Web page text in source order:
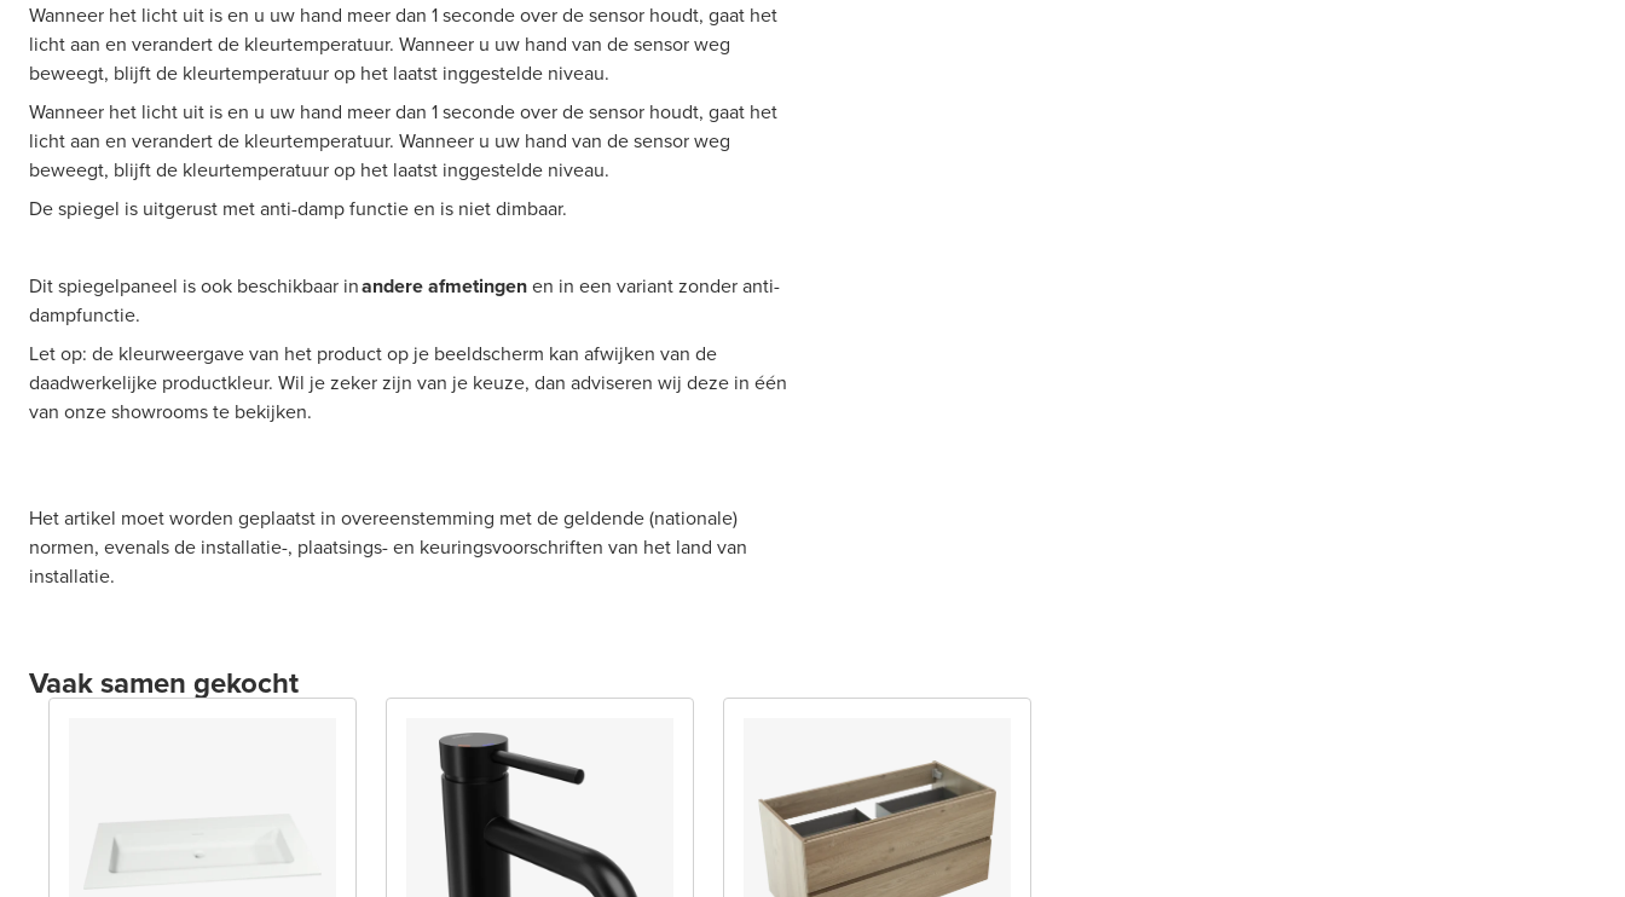
Wanneer het licht uit is en u uw hand meer dan 1 seconde over de sensor houdt, gaat het
licht aan en verandert de kleurtemperatuur. Wanneer u uw hand van de sensor weg
beweegt, blijft de kleurtemperatuur op het laatst inggestelde niveau.
Wanneer het licht uit is en u uw hand meer dan 1 seconde over de sensor houdt, gaat het
licht aan en verandert de kleurtemperatuur. Wanneer u uw hand van de sensor weg
beweegt, blijft de kleurtemperatuur op het laatst inggestelde niveau.
De spiegel is uitgerust met anti-damp functie en is niet dimbaar.
Dit spiegelpaneel is ook beschikbaar inandere afmetingenen in een variant zonder anti-
dampfunctie.
Let op: de kleurweergave van het product op je beeldscherm kan afwijken van de
daadwerkelijke productkleur. Wil je zeker zijn van je keuze, dan adviseren wij deze in één
van onze showrooms te bekijken.
Het artikel moet worden geplaatst in overeenstemming met de geldende (nationale)
normen, evenals de installatie-, plaatsings- en keuringsvoorschriften van het land van
installatie.
Vaak samen gekocht